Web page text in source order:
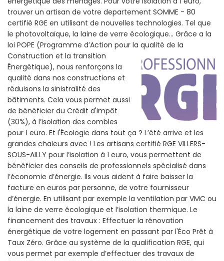
trouver un artisan de votre departement SOMME - 80
certifié RGE en utilisant de nouvelles technologies. Tel que
le photovoltaïque, la laine de verre écologique... Grâce a la
loi POPE (Programme d’Action pour la qualité de la
Construction et la transition
Énergétique), nous renforçons la
qualité dans nos constructions et
réduisons la sinistralité des
bâtiments. Cela vous permet aussi
de bénéficier du Crédit d'impôt
(30%), à l’isolation des combles
pour 1 euro. Et l'Écologie dans tout ça ? L’été arrive et les
grandes chaleurs avec ! Les artisans certifié RGE VILLERS-
SOUS-AILLY pour l’isolation à 1 euro, vous permettent de
bénéficier des conseils de professionnels spécialisé dans
l’économie d’énergie. Ils vous aident à faire baisser la
facture en euros par personne, de votre fournisseur
d’énergie. En utilisant par exemple la ventilation par VMC ou
la laine de verre écologique et l’isolation thermique. Le
financement des travaux : Effectuer la rénovation
énergétique de votre logement en passant par l'Éco Prêt à
Taux Zéro. Grâce au système de la qualification RGE, qui
vous permet par exemple d’effectuer des travaux de